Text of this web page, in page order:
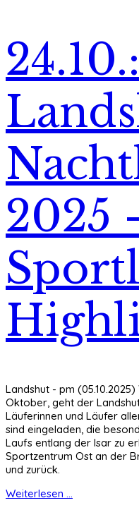
24.10.:
2025
Landshut - pm
Oktober, geht der
Läuferinnen und Läufer
sind eingeladen, die
Laufs entlang der Isar zu
Sportzentrum Ost an der
und zurück.
Weiterlesen ...